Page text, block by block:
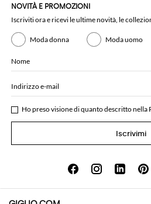
NOVITÀ E PROMOZIONI
Iscriviti ora e ricevi le ultime novità, le
Moda donna Moda uomo
Nome
Indirizzo e-mail
Ho preso visione di quanto descritto nella
Iscrivimi